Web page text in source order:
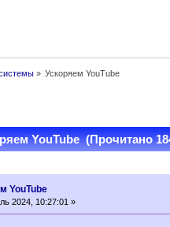
» Ускоряем YouTube
YouTube (Прочитано
YouTube
2024, 10:27:01 »